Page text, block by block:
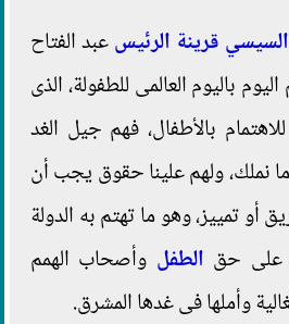
قرينة الرئيسعبد الفتاح
باليوم العالمى للطفولة، الذى
بالأطفال، فهم جيل الغد
نملك، ولهم علينا حقوق يجب أن
أو تمييز، وهو ما تهتم به الدولة
على حق الطفل وأصحاب الهمم
وأملها فى غدها المشرق.